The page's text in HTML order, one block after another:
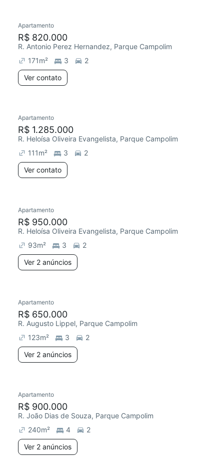
Redecorar
Apartamento
R$ 820.000
R. Antonio Perez Hernandez, Parque Campolim
171m² 3
2
Ver contato
Redecorar
Apartamento
R$ 1.285.000
R. Heloísa Oliveira Evangelista, Parque Campolim
111m² 3
2
Ver contato
Redecorar
Apartamento
R$ 950.000
R. Heloísa Oliveira Evangelista, Parque Campolim
93m² 3
2
Ver 2 anúncios
Redecorar
Apartamento
R$ 650.000
R. Augusto Lippel, Parque Campolim
123m² 3
2
Ver 2 anúncios
Redecorar
Apartamento
R$ 900.000
R. João Dias de Souza, Parque Campolim
240m² 4
2
Ver 2 anúncios